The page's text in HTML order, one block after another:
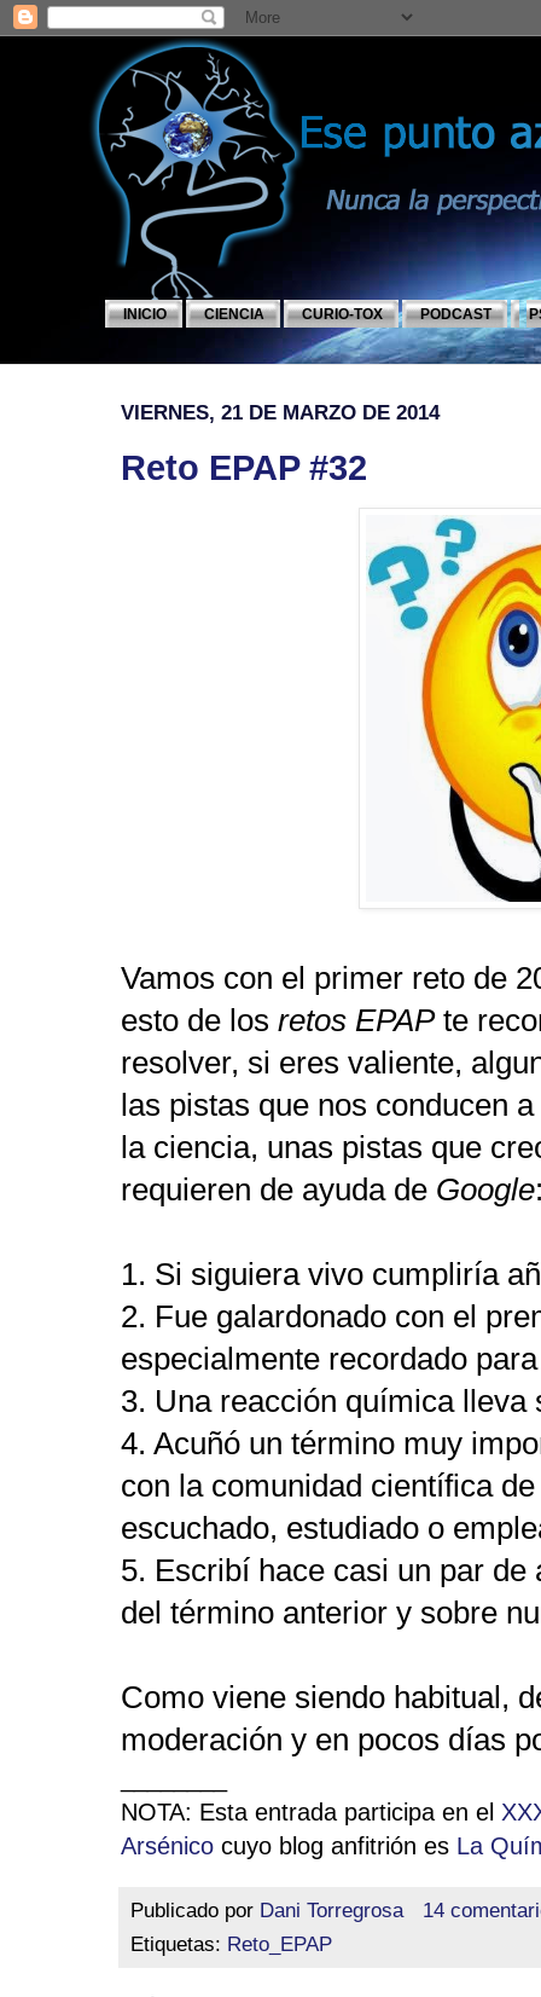
INICIO CIENCIA CURIO-TOX PODCAST
VIERNES, 21 DE MARZO DE 2014
Reto EPAP #32
Vamos con el primer reto de
esto de los retos EPAPte
resolver, si eres valiente,
las pistas que nos conducen
la ciencia, unas pistas que
requieren de ayuda de Google
1. Si siguiera vivo cumpliría
2. Fue galardonado con el
especialmente recordado
3. Una reacción química lleva
4. Acuñó un término muy
con la comunidad científica
escuchado, estudiado o
5. Escribí hace casi un par
del término anterior y sobre
Como viene siendo habitual,
moderación y en pocos días
NOTA: Esta entrada participa en el
Arsénico cuyo blog anfitrión es La
Publicado por Dani Torregrosa
14
Etiquetas: Reto_EPAP